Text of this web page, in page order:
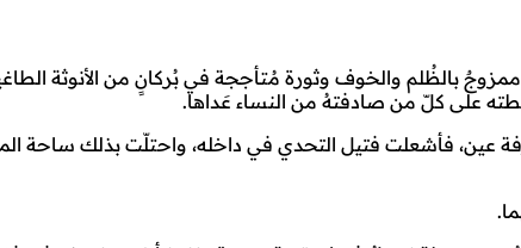
بالظُلم والخوف وثورة مُتأججة في بُركانٍ من الأنوثة
على كلّ من صادفتهُ من النساء عَداها.
عين، فأشعلت فتيل التحدي في داخله، واحتلّت بذلك ساحة